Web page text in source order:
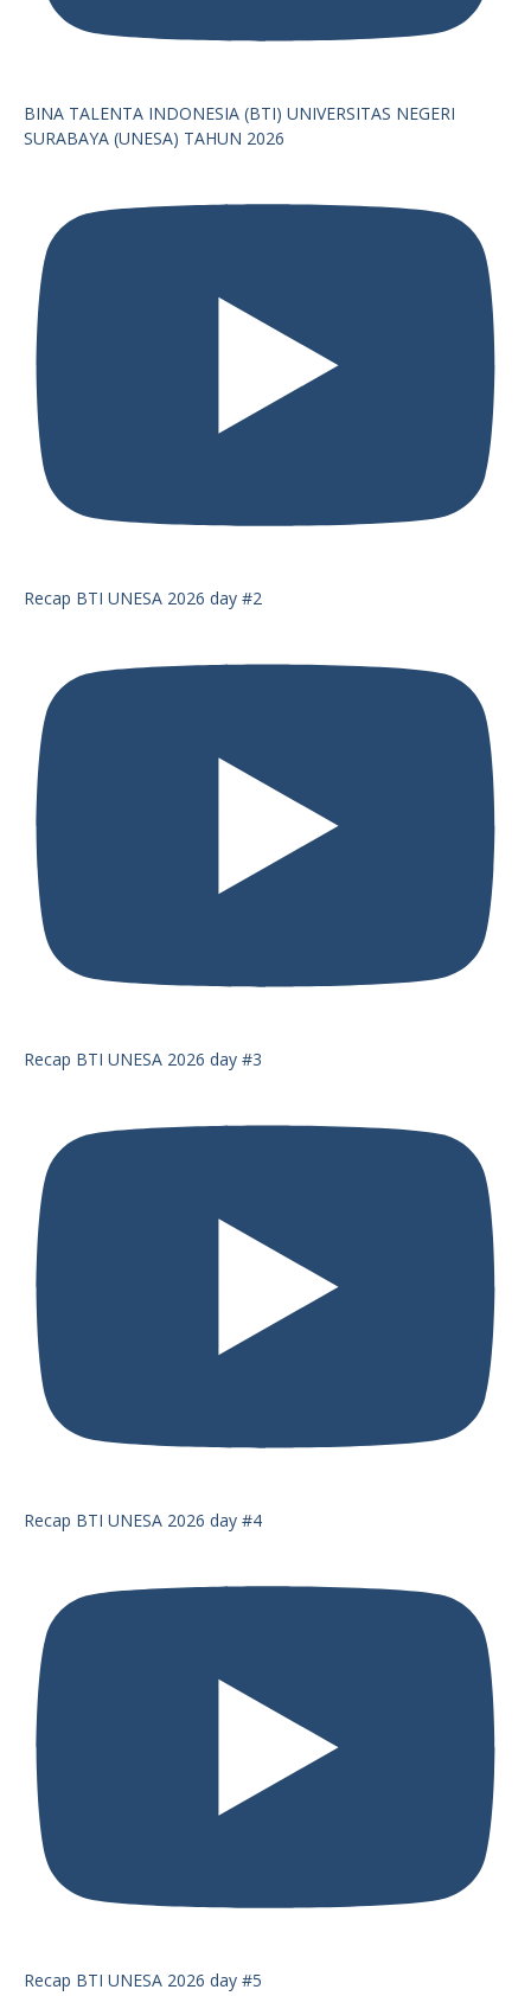
BINA TALENTA INDONESIA (BTI) UNIVERSITAS NEGERI
SURABAYA (UNESA) TAHUN 2026
Recap BTI UNESA 2026 day #2
Recap BTI UNESA 2026 day #3
Recap BTI UNESA 2026 day #4
Recap BTI UNESA 2026 day #5